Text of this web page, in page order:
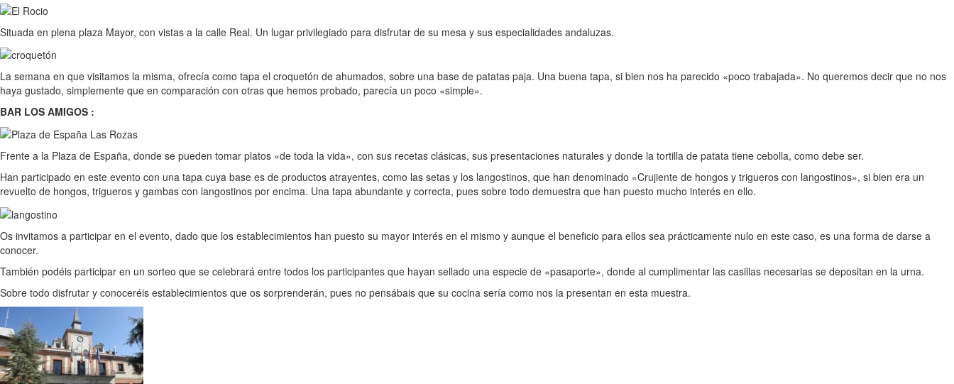
Situada en plena plaza Mayor, con vistas a la calle Real. Un lugar privilegiado para disfrutar de su mesa y sus especialidades andaluzas.
La semana en que visitamos la misma, ofrecía como tapa el croquetón de ahumados, sobre una base de patatas paja. Una buena tapa, si bien nos ha parecido «poco trabajada». No queremos decir que no nos
haya gustado, simplemente que en comparación con otras que hemos probado, parecía un poco «simple».
BAR LOS AMIGOS :
Frente a la Plaza de España, donde se pueden tomar platos «de toda la vida», con sus recetas clásicas, sus presentaciones naturales y donde la tortilla de patata tiene cebolla, como debe ser.
Han participado en este evento con una tapa cuya base es de productos atrayentes, como las setas y los langostinos, que han denominado «Crujiente de hongos y trigueros con langostinos», si bien era un
revuelto de hongos, trigueros y gambas con langostinos por encima. Una tapa abundante y correcta, pues sobre todo demuestra que han puesto mucho interés en ello.
Os invitamos a participar en el evento, dado que los establecimientos han puesto su mayor interés en el mismo y aunque el beneficio para ellos sea prácticamente nulo en este caso, es una forma de darse a
conocer.
También podéis participar en un sorteo que se celebrará entre todos los participantes que hayan sellado una especie de «pasaporte», donde al cumplimentar las casillas necesarias se depositan en la urna.
Sobre todo disfrutar y conoceréis establecimientos que os sorprenderán, pues no pensábais que su cocina sería como nos la presentan en esta muestra.